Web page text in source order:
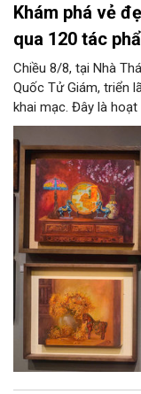
Khám phá vẻ
qua 120 tác
Chiều 8/8, tại Nhà
Quốc Tử Giám, triển
khai mạc. Đây là
Tôi Vẽ phối hợp
Văn Miếu - Quốc Tử
Tử Giám (1076-2026)
nước Cộng hòa xã